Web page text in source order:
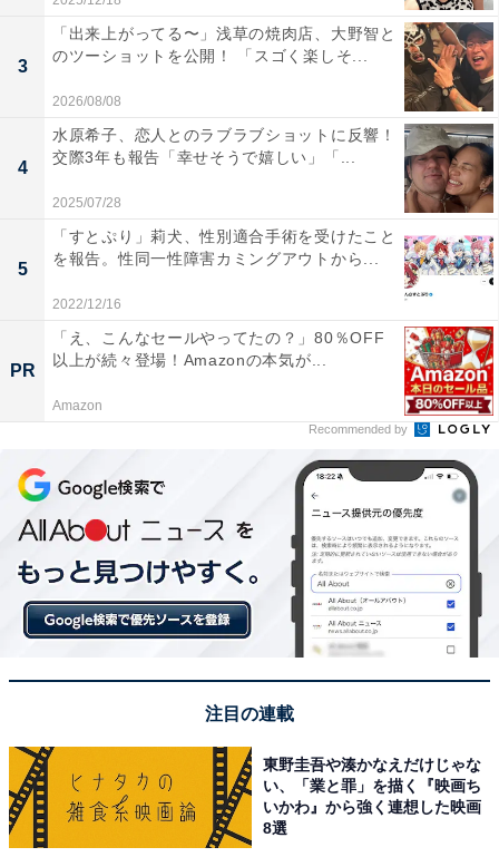
3
「出来上がってる〜」浅草の焼肉店、大野智と
のツーショットを公開！ 「スゴく楽しそ...
2026/08/08
4
水原希子、恋人とのラブラブショットに反響！
交際3年も報告「幸せそうで嬉しい」「...
2025/07/28
5
「すとぷり」莉犬、性別適合手術を受けたこと
を報告。性同一性障害カミングアウトから...
2022/12/16
PR
「え、こんなセールやってたの？」80％OFF
以上が続々登場！Amazonの本気が...
Amazon
Recommended by
注目の連載
東野圭吾や湊かなえだけじゃな
い、「業と罪」を描く『映画ち
いかわ』から強く連想した映画
8選